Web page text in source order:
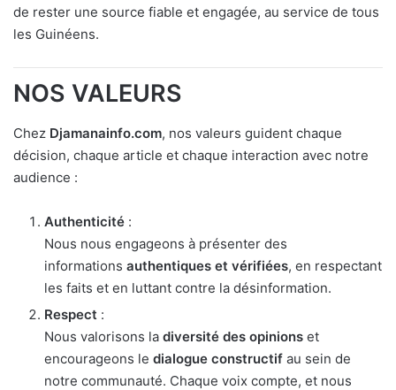
de rester une source fiable et engagée, au service de tous
les Guinéens.
NOS VALEURS
Chez Djamanainfo.com, nos valeurs guident chaque
décision, chaque article et chaque interaction avec notre
audience :
Authenticité :
Nous nous engageons à présenter des
informations authentiques et vérifiées, en respectant
les faits et en luttant contre la désinformation.
Respect :
Nous valorisons la diversité des opinions et
encourageons le dialogue constructif au sein de
notre communauté. Chaque voix compte, et nous